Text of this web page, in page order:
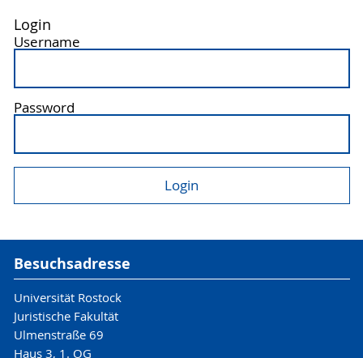
Login
Username
Password
Besuchsadresse
Universität Rostock
Juristische Fakultät
Ulmenstraße 69
Haus 3, 1. OG